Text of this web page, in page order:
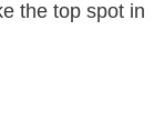
the top spot in